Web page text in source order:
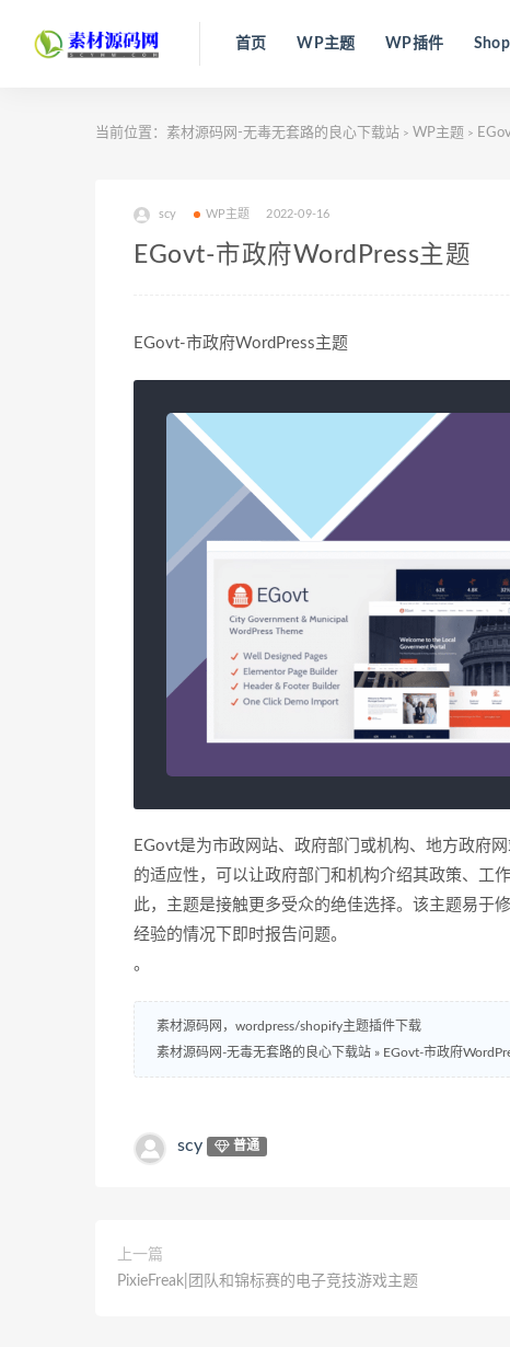
首页 WP主题 WP插件
当前位置： 素材源码网-无毒无套路的良心下载站 > WP主题 >
scy WP主题 2022-09-16
EGovt-市政府WordPress主题
EGovt-市政府WordPress主题
EGovt是为市政网站、政府部门或机构、地方政府
的适应性，可以让政府部门和机构介绍其政策、工
此，主题是接触更多受众的绝佳选择。该主题易于
经验的情况下即时报告问题。
。
素材源码网，wordpress/shopify主题插件下载
素材源码网-无毒无套路的良心下载站 » EGovt-市政府
scy 普通
上一篇
PixieFreak|团队和锦标赛的电子竞技游戏主题